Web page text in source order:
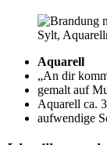
Sylt,
Aquarell
„An dir
gemalt auf
Aquarell ca.
aufwendige